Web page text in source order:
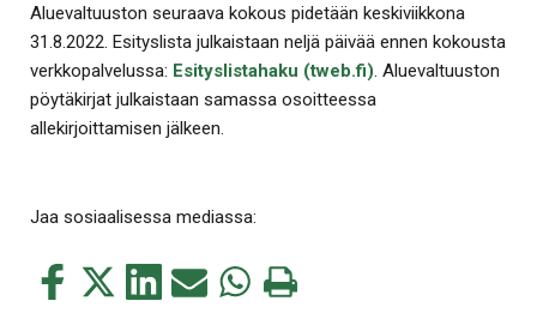
Aluevaltuuston seuraava kokous pidetään keskiviikkona
31.8.2022. Esityslista julkaistaan neljä päivää ennen kokousta
verkkopalvelussa: Esityslistahaku (tweb.fi) . Aluevaltuuston
pöytäkirjat julkaistaan samassa osoitteessa
allekirjoittamisen jälkeen.
Jaa sosiaalisessa mediassa:
Jaa
Jaa
Jaa Jaa Jaa Tulosta